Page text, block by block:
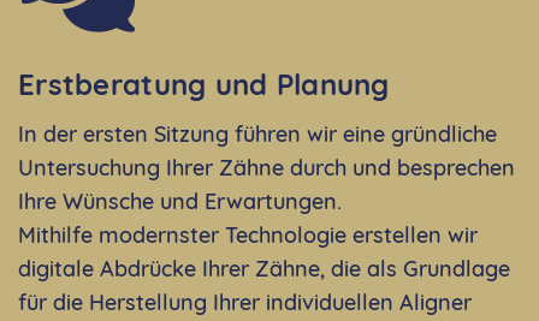
Erstberatung und Planung
In der ersten Sitzung führen wir eine gründliche
Untersuchung Ihrer Zähne durch und besprechen
Ihre Wünsche und Erwartungen.
Mithilfe modernster Technologie erstellen wir
digitale Abdrücke Ihrer Zähne, die als Grundlage
für die Herstellung Ihrer individuellen Aligner